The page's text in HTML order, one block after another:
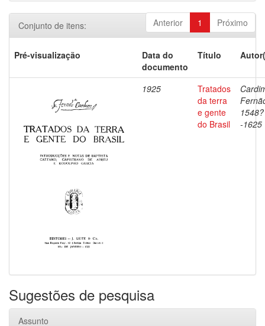
Anterior 1 Próximo
Conjunto de itens:
Pré-visualização
Data do
documento
Título
1925
Tratados
da terra
e gente
do Brasil
1548?
-1625
Sugestões de pesquisa
Assunto